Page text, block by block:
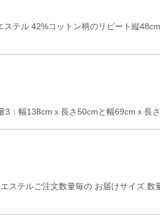
テル 42%コットン柄のリピート縦
：幅138cmｘ長さ50cmと幅69cmｘ長
ステルご注文数量毎の お届けサイズ 数